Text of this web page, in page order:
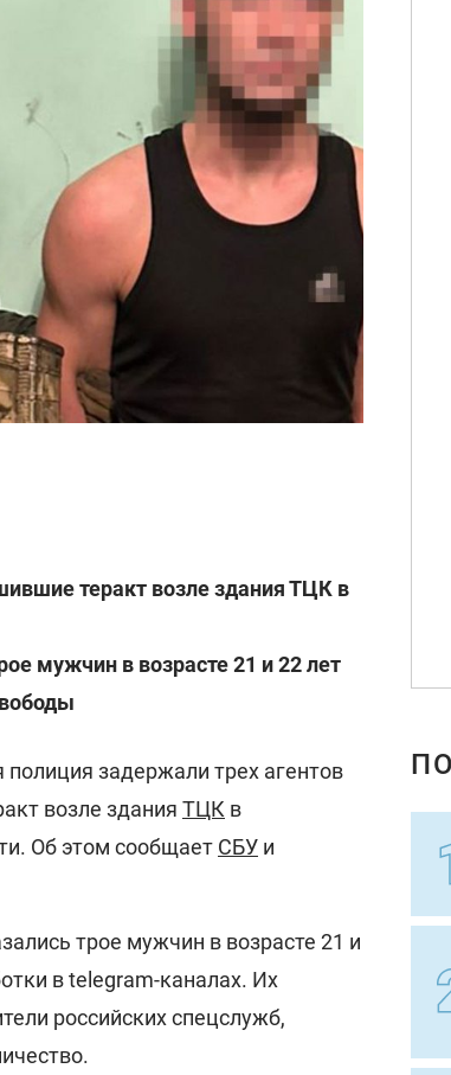
теракт возле здания ТЦК в
мужчин в возрасте 21 и 22 лет
задержали трех агентов
возле здания ТЦК в
Об этом сообщает СБУ и
трое мужчин в возрасте 21 и
в telegram-каналах. Их
российских спецслужб,